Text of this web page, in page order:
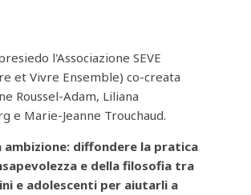
l'Associazione SEVE
et Vivre Ensemble) co-creata
Roussel-Adam, Liliana
e Marie-Jeanne Trouchaud.
ambizione: diffondere la pratica
e della filosofia tra
e adolescenti per aiutarli a